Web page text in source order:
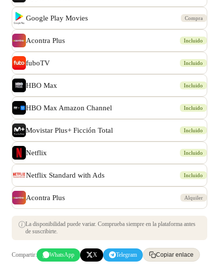
Google Play Movies Compra
Acontra Plus Incluido
fuboTV Incluido
HBO Max Incluido
HBO Max Amazon Channel Incluido
Movistar Plus+ Ficción Total Incluido
Netflix Incluido
Netflix Standard with Ads Incluido
Acontra Plus Alquiler
La disponibilidad puede variar. Comprueba siempre en la plataforma antes
de suscribirte.
Compartir: WhatsApp X Telegram Copiar enlace